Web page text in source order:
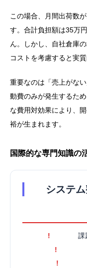
この場合、月間出荷数
す。合計負担額は35万
ん。しかし、自社倉庫
コストを考慮すると実
重要なのは「売上がな
動費のみが発生するた
な費用対効果により、
裕が生まれます。
国際的な専門知識の
システ
!
課
!
!